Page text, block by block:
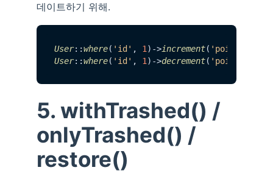
데이트하기 위해.
User::where( 'id' , 1 )->increment( 'points'
User::where( 'id' , 1 )->decrement( 'points'
5. withTrashed() /
onlyTrashed() /
restore()